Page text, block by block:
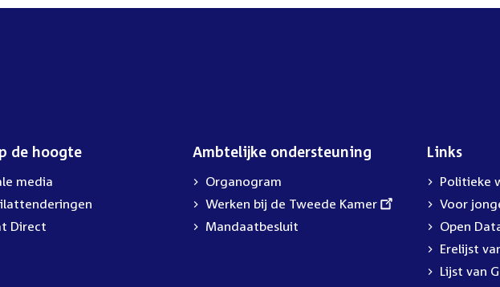
de hoogte
media
Direct
Ambtelijke ondersteuning
Organogram
External
link:
Werken bij de Tweede Kamer
Mandaatbesluit
Links
Politieke
Voor
External
link:
Open
Erelijst
External
Lijst van